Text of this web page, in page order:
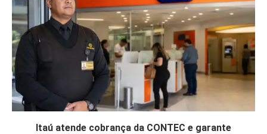
Itaú atende cobrança da CONTEC e garante